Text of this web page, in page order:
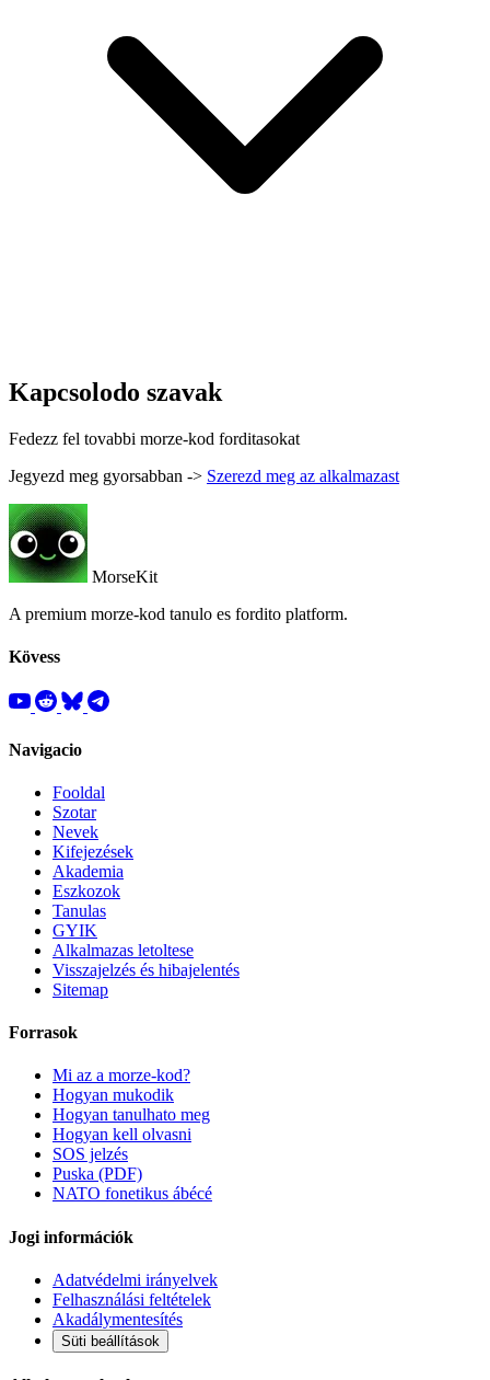
Kapcsolodo szavak
Fedezz fel tovabbi morze-kod forditasokat
Jegyezd meg gyorsabban -> Szerezd meg az alkalmazast
MorseKit
A premium morze-kod tanulo es fordito platform.
Kövess
Navigacio
Fooldal
Szotar
Nevek
Kifejezések
Akademia
Eszkozok
Tanulas
GYIK
Alkalmazas letoltese
Visszajelzés és hibajelentés
Sitemap
Forrasok
Mi az a morze-kod?
Hogyan mukodik
Hogyan tanulhato meg
Hogyan kell olvasni
SOS jelzés
Puska (PDF)
NATO fonetikus ábécé
Jogi információk
Adatvédelmi irányelvek
Felhasználási feltételek
Akadálymentesítés
Süti beállítások